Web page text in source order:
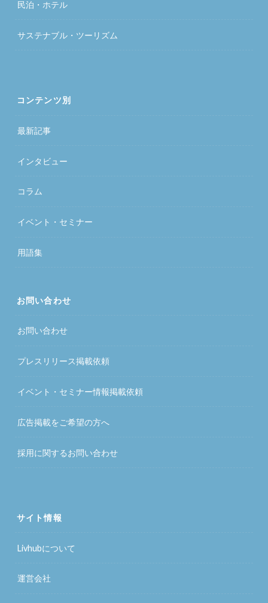
民泊・ホテル
サステナブル・ツーリズム
コンテンツ別
最新記事
インタビュー
コラム
イベント・セミナー
用語集
お問い合わせ
お問い合わせ
プレスリリース掲載依頼
イベント・セミナー情報掲載依頼
広告掲載をご希望の方へ
採用に関するお問い合わせ
サイト情報
Livhubについて
運営会社